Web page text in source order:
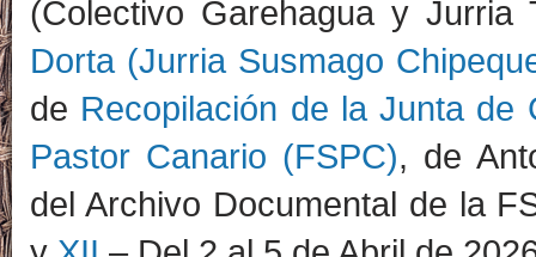
(Colectivo Garehagua y Jurria
Dorta (Jurria Susmago
de Recopilación de la Junta de
Pastor Canario (FSPC), de
del Archivo Documental de la